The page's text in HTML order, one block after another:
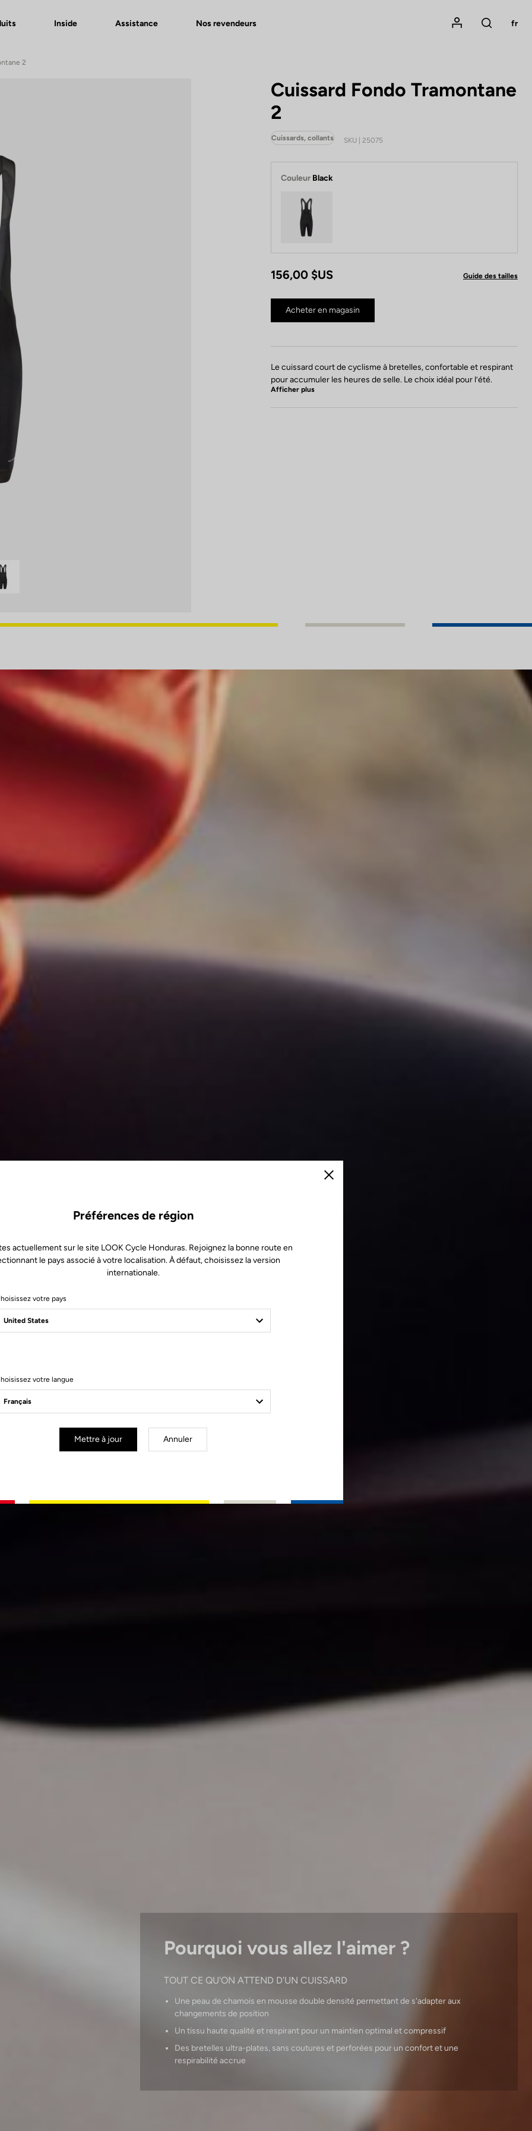
Inside Assistance Nos revendeurs
Mon compte
Rechercher
fr
2
Cuissard Fondo Tramontane
2
Cuissards, collants SKU | 25075
Couleur Black
156,00 $US Guide des tailles
Acheter en magasin
Le cuissard court de cyclisme à bretelles, confortable et respirant
pour accumuler les heures de selle. Le choix idéal pour l’été.
Afficher plus
Pourquoi vous allez l'aimer ?
TOUT CE QU'ON ATTEND D'UN CUISSARD
Une peau de chamois en mousse double densité permettant de s'adapter aux
changements de position
Un tissu haute qualité et respirant pour un maintien optimal et compressif
Des bretelles ultra-plates, sans coutures et perforées pour un confort et une
respirabilité accrue
Fermer
Préférences de région
actuellement sur le site LOOK Cycle Honduras. Rejoignez la bonne route en
le pays associé à votre localisation. À défaut, choisissez la version
internationale.
votre pays
votre langue
Mettre à jour Annuler